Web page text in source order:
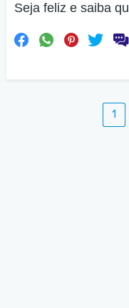
Seja feliz e saiba
1